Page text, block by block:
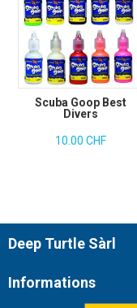
Scuba Goop Best
Divers
10.00 CHF
Deep Turtle Sàrl
Informations